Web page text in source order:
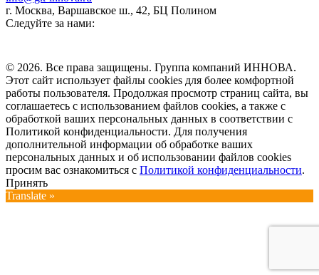
г. Москва, Варшавское ш., 42, БЦ Полином
Следуйте за нами:
© 2026. Все права защищены. Группа компаний ИННОВА.
Этот сайт использует файлы cookies для более комфортной
работы пользователя. Продолжая просмотр страниц сайта, вы
соглашаетесь с использованием файлов cookies, а также с
обработкой ваших персональных данных в соответствии с
Политикой конфиденциальности. Для получения
дополнительной информации об обработке ваших
персональных данных и об использовании файлов cookies
просим вас ознакомиться с Политикой конфиденциальности.
Принять
Translate »